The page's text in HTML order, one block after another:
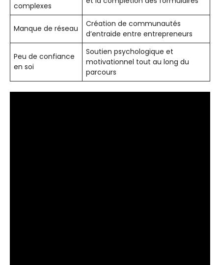
complexes
Manque de réseau
Création de communautés
d’entraide entre entrepreneurs
Peu de confiance
en soi
Soutien psychologique et
motivationnel tout au long du
parcours